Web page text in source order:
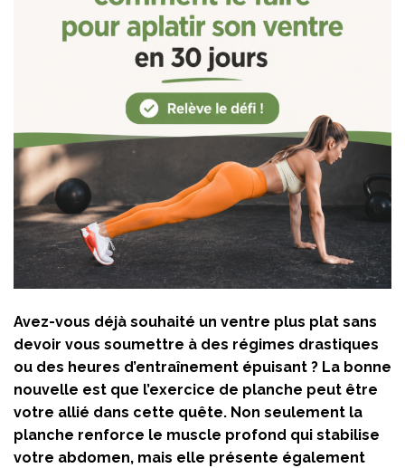
Avez-vous déjà souhaité un ventre plus plat sans
devoir vous soumettre à des régimes drastiques
ou des heures d’entraînement épuisant ? La bonne
nouvelle est que l’exercice de planche peut être
votre allié dans cette quête. Non seulement la
planche renforce le muscle profond qui stabilise
votre abdomen, mais elle présente également